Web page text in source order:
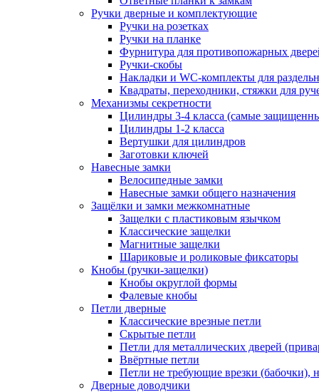
Ручки дверные и комплектующие
Ручки на розетках
Ручки на планке
Фурнитура для противопожарных
Ручки-скобы
Накладки и WC-комплекты для
Квадраты, переходники, стяжки для
Механизмы секретности
Цилиндры 3-4 класса (самые
Цилиндры 1-2 класса
Вертушки для цилиндров
Заготовки ключей
Навесные замки
Велосипедные замки
Навесные замки общего назначения
Защёлки и замки межкомнатные
Защелки с пластиковым язычком
Классические защелки
Магнитные защелки
Шариковые и роликовые фиксаторы
Кнобы (ручки-защелки)
Кнобы округлой формы
Фалевые кнобы
Петли дверные
Классические врезные петли
Скрытые петли
Петли для металлических дверей
Ввёртные петли
Петли не требующие врезки (бабочки),
Дверные доводчики